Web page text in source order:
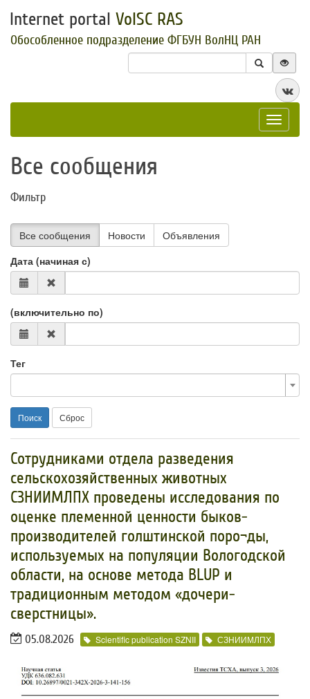
Internet portal VolSC RAS
Обособленное подразделение ФГБУН ВолНЦ РАН
Toggle
Все сообщения
Фильтр
Все сообщения Новости
Объявления
Дата (начиная с)
(включительно по)
Тег
Поиск Сброс
Сотрудниками отдела разведения
сельскохозяйственных животных
СЗНИИМЛПХ проведены исследования по
оценке племенной ценности быков-
производителей голштинской поро¬ды,
используемых на популяции Вологодской
области, на основе метода BLUP и
традиционным методом «дочери-
сверстницы».
05.08.2026 Scientific publication SZNII СЗНИИМЛПХ